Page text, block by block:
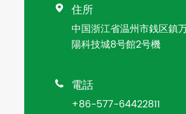
 住所
中国浙江省温州市銭区鎮
陽科技城8号館2号機
 電話
+86-577-64422811